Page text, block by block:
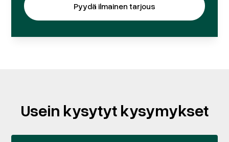
Pyydä ilmainen tarjous
Usein kysytyt kysymykset